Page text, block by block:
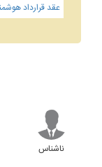
عقد قرارداد
ناشناس